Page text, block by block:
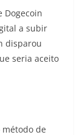
Dogecoin
a subir
disparou
seria aceito
método de